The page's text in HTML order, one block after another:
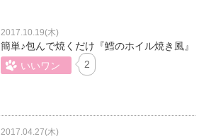
2017.10.19(木)
簡単♪包んで焼くだけ『鱈のホイル焼き風』
2
2017.04.27(木)